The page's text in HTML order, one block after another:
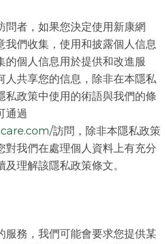
問者，如果您決定使用新康網
我們收集，使用和披露個人信息
的個人信息用於提供和改進服
人共享您的信息，除非在本隱私
私政策中使用的術語與我們的條
通過
訪問，除非本隱私政策
對我們在處理個人資料上有充分
理解該隱私政策條文。
服務，我們可能會要求您提供某